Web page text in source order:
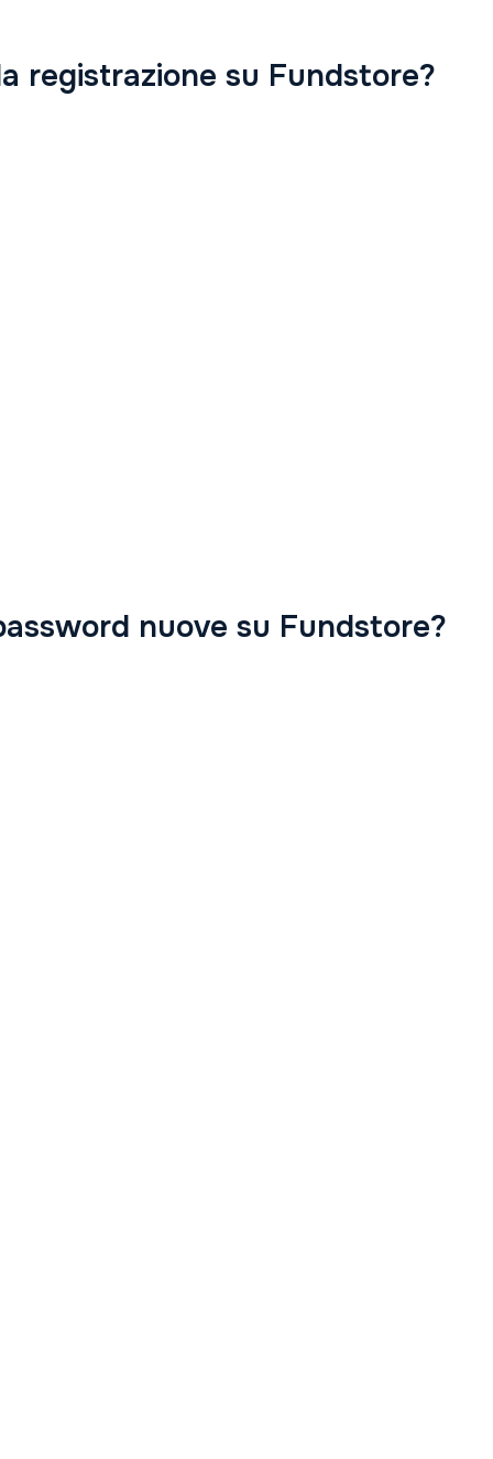
registrazione su Fundstore?
nuove su Fundstore?